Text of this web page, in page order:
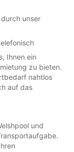
unser
Ihnen ein
zu bieten.
nahtlos
auf das
und